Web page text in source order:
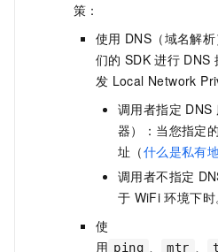
策：
使用 DNS（域名解
们的 SDK 进行 DNS
发 Local Network
调用者指定 DNS
器）：当您指定的
址（什么是私有
调用者不指定
于 WiFi 环境下时
使
用 ping 、 mtr 、